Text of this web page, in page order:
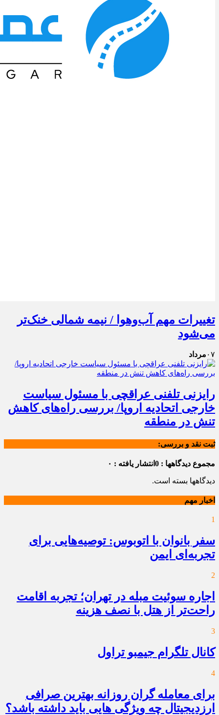
تغییرات مهم آب‌وهوا / نیمه شمالی خنک‌تر
می‌شود
۰۷ مرداد
رایزنی تلفنی عراقچی با مسئول سیاست
خارجی اتحادیه اروپا/ بررسی راه‌های کاهش
تنش در منطقه
ثبت نقد و بررسی:
مجموع دیدگاهها : 0 انتشار یافته : ۰
دیدگاهها بسته است.
اخبار مهم
1
سفر بانوان با اتوبوس: توصیه‌هایی برای
تجربه‌ای ایمن
2
اجاره سوئیت مبله در تهران؛ تجربه اقامت
راحت‌تر از هتل با نصف هزینه
3
کانال تلگرام جیمبو تراول
4
برای معامله گران روزانه بهترین صرافی
ارزدیجیتال چه ویژگی هایی باید داشته باشد؟